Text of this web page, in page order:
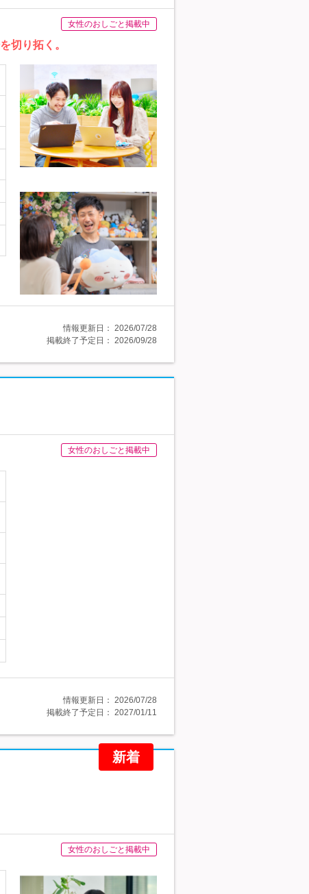
女性のおしごと掲載中
切り拓く。
情報更新日： 2026/07/28
掲載終了予定日： 2026/09/28
女性のおしごと掲載中
情報更新日： 2026/07/28
掲載終了予定日： 2027/01/11
新着
女性のおしごと掲載中